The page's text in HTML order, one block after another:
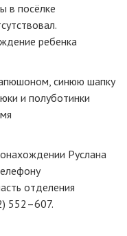
в посёлке
ребенка
синюю шапку
и полуботинки
Руслана
отделения
552–607.